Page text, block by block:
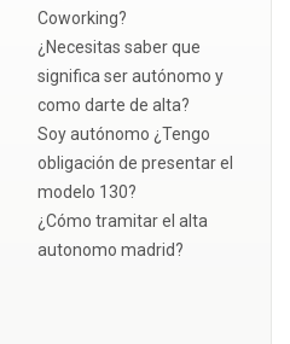
Coworking?
¿Necesitas saber que
significa ser autónomo y
como darte de alta?
Soy autónomo ¿Tengo
obligación de presentar el
modelo 130?
¿Cómo tramitar el alta
autonomo madrid?